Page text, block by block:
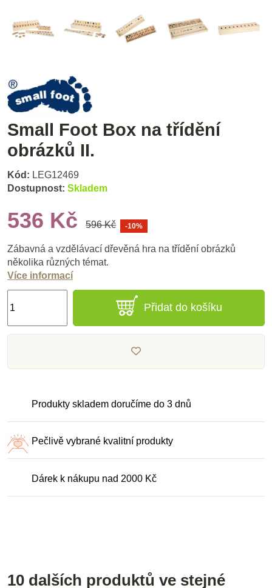
Small Foot Box na třídění
obrázků II.
Kód: LEG12469
Dostupnost: Skladem
536 Kč 596 Kč -10%
Zábavná a vzdělávací dřevěná hra na třídění obrázků
několika různých témat.
Více informací
Přidat do košíku
Produkty skladem doručíme do 3 dnů
Pečlivě vybrané kvalitní produkty
Dárek k nákupu nad 2000 Kč
10 dalších produktů ve stejné